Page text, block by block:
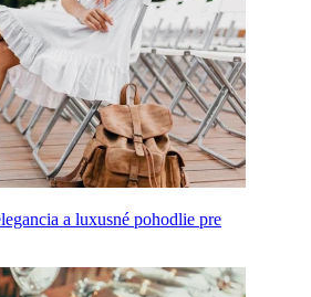
a luxusné pohodlie pre